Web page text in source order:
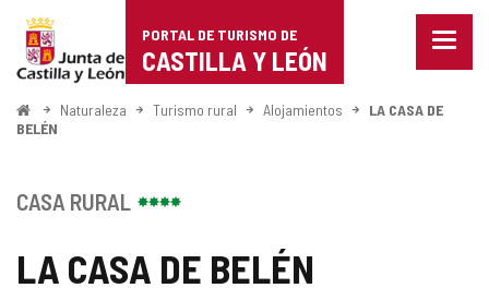
Portal
de
Turismo
de
Castilla
León
PORTAL DE TURISMO DE
CASTILLA Y LEÓN
Menu
InicioNaturaleza Turismo rural Alojamientos
LA CASA DE
BELÉN
LA CASA DE BELÉN
CASA RURAL